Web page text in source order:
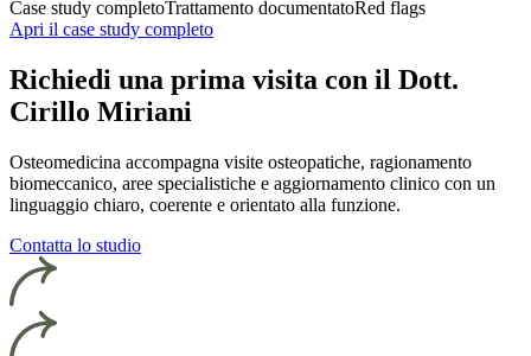
Case study completoTrattamento documentatoRed flags
Apri il case study completo
Richiedi una prima visita con il Dott.
Cirillo Miriani
Osteomedicina accompagna visite osteopatiche, ragionamento
biomeccanico, aree specialistiche e aggiornamento clinico con un
linguaggio chiaro, coerente e orientato alla funzione.
Contatta lo studio